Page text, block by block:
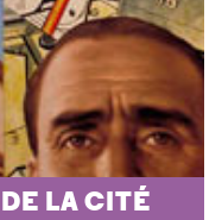
LA CITÉ